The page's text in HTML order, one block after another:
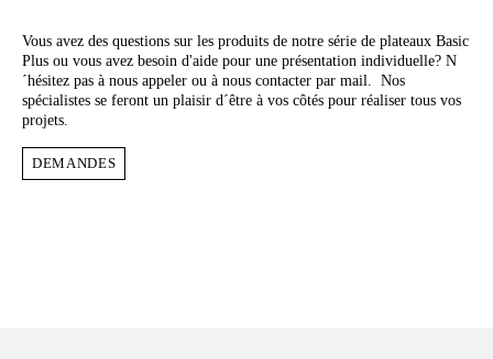
Vous avez des questions sur les produits de notre série de plateaux Basic
Plus ou vous avez besoin d'aide pour une présentation individuelle? N
´hésitez pas à nous appeler ou à nous contacter par mail. Nos
spécialistes se feront un plaisir d´être à vos côtés pour réaliser tous vos
projets.
DEMANDES